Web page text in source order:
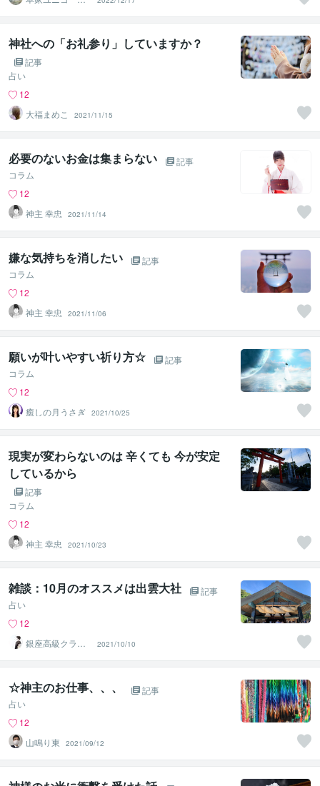
の使者桜10周年
ありがとう
神社への「お礼参り」していますか？
記事
占い
12
大福まめこ
2021/11/15
必要のないお金は集まらない
記事
コラム
12
神主 幸忠
2021/11/14
嫌な気持ちを消したい
記事
コラム
12
神主 幸忠
2021/11/06
願いが叶いやすい祈り方☆
記事
コラム
12
癒しの月うさぎ 2021/10/25
現実が変わらないのは 辛くても 今が安定
しているから
記事
コラム
12
神主 幸忠
2021/10/23
雑談：10月のオススメは出雲大社
記事
占い
12
銀座高級クラブ
のママ さくら
2021/10/10
☆神主のお仕事、、、
記事
占い
12
山鳴り東
2021/09/12